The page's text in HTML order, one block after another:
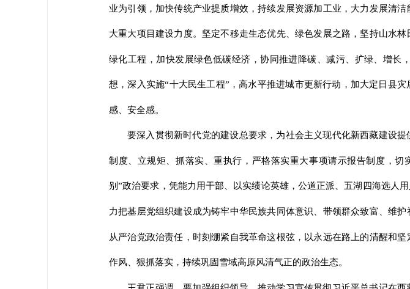
业为引领，加快传统产业提质增效，持续发展资源加工业，大力发展清
大重大项目建设力度。坚定不移走生态优先、绿色发展之路，坚持山水
绿化工程，加快发展绿色低碳经济，协同推进降碳、减污、扩绿、增
想，深入实施“十大民生工程”，高水平推进城市更新行动，加大定日县
感、安全感。
要深入贯彻新时代党的建设总要求，为社会主义现代化新西藏建设
制度、立规矩、抓落实、重执行，严格落实重大事项请示报告制度，
别”政治要求，凭能力用干部、以实绩论英雄，公道正派、五湖四海选人
力把基层党组织建设成为铸牢中华民族共同体意识、带领群众致富、维
从严治党政治责任，时刻绷紧自我革命这根弦，以永远在路上的清醒和
作风、狠抓落实，持续巩固雪域高原风清气正的政治生态。